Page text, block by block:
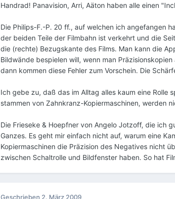
Handrad! Panavision, Arri, Aäton haben alle einen
Die Philips-F.-P. 20 ff., auf welchen ich angefangen
der beiden Teile der Filmbahn ist verkehrt und die
die (rechte) Bezugskante des Films. Man kann die
Bildwände bespielen will, wenn man
dann kommen diese Fehler zum Vorschein. Die
Ich gebe zu, daß das im Alltag alles kaum eine Rolle
stammen von Zahnkranz-Kopiermaschinen, werden
Die Frieseke & Hoepfner von Angelo Jotzoff, die ich
Ganzes. Es geht mir einfach nicht auf, warum eine
Kopiermaschinen die Präzision des Negatives nicht
zwischen Schaltrolle und Bildfenster haben. So hat
Geschrieben 2. März 2009